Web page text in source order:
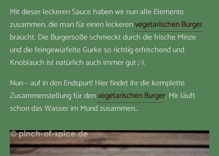
Mit dieser leckeren Sauce haben wir nun alle Elemente
zusammen, die man für einen leckerenvegetarischen Burger
braucht. Die Burgersoße schmeckt durch die frische Minze
und die feingewürfelte Gurke so richtig erfrischend und
Knoblauch ist natürlich auch immer gut ;-).
Nun – auf in den Endspurt! Hier findet ihr die komplette
Zusammenstellung für denvegetarischen Burger. Mir läuft
schon das Wasser im Mund zusammen…